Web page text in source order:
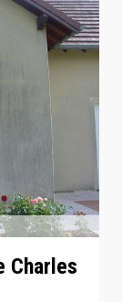
Charles